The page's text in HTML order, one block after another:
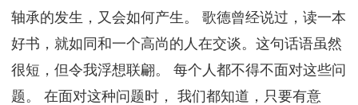
轴承的发生，又会如何产生。 歌德曾经说过，读一本
好书，就如同和一个高尚的人在交谈。这句话语虽然
很短，但令我浮想联翩。 每个人都不得不面对这些问
题。 在面对这种问题时， 我们都知道，只要有意